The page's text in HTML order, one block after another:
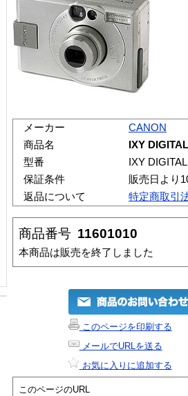
メーカー
CANON
商品名
IXY
型番
IXY
保証条件
販売日より
返品について
特定商取引
商品番号 11601010
本商品は販売を終了しました
このページを印刷する
メールでURLを送る
お気に入りに追加する
このページのURL